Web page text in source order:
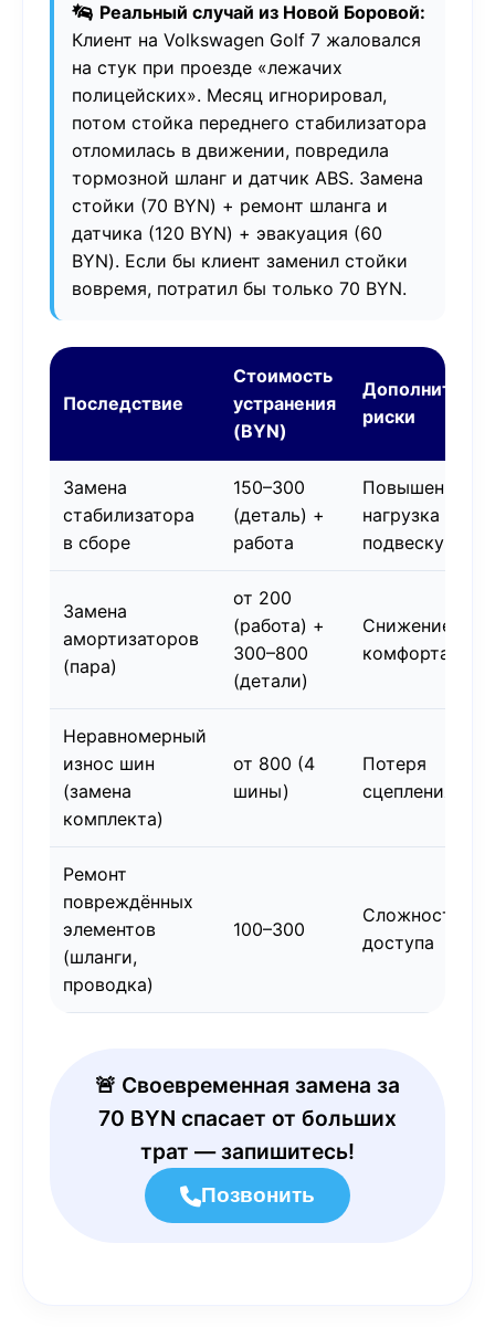
Реальный случай из Новой Боровой:
Клиент на Volkswagen Golf 7 жаловался
на стук при проезде «лежачих
полицейских». Месяц игнорировал,
потом стойка переднего стабилизатора
отломилась в движении, повредила
тормозной шланг и датчик ABS. Замена
стойки (70 BYN) + ремонт шланга и
датчика (120 BYN) + эвакуация (60
BYN). Если бы клиент заменил стойки
вовремя, потратил бы только 70 BYN.
Последствие
Стоимость
устранения
(BYN)
риски
Замена
стабилизатора
в сборе
150–300
(деталь) +
работа
Повышенная
нагрузка на
подвеску
Замена
амортизаторов
(пара)
от 200
(работа) +
300–800
(детали)
Снижение
комфорта
Неравномерный
износ шин
(замена
комплекта)
от 800 (4
шины)
Потеря
сцепления
Ремонт
повреждённых
элементов
(шланги,
проводка)
100–300
Сложность
доступа
🚨 Своевременная замена за
70 BYN спасает от больших
трат — запишитесь!
Позвонить